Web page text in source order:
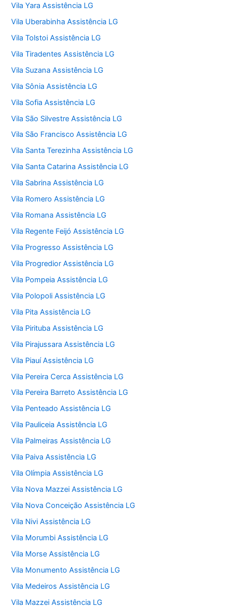
Vila Yara Assistência LG
Vila Uberabinha Assistência LG
Vila Tolstoi Assistência LG
Vila Tiradentes Assistência LG
Vila Suzana Assistência LG
Vila Sônia Assistência LG
Vila Sofia Assistência LG
Vila São Silvestre Assistência LG
Vila São Francisco Assistência LG
Vila Santa Terezinha Assistência LG
Vila Santa Catarina Assistência LG
Vila Sabrina Assistência LG
Vila Romero Assistência LG
Vila Romana Assistência LG
Vila Regente Feijó Assistência LG
Vila Progresso Assistência LG
Vila Progredior Assistência LG
Vila Pompeia Assistência LG
Vila Polopoli Assistência LG
Vila Pita Assistência LG
Vila Pirituba Assistência LG
Vila Pirajussara Assistência LG
Vila Piauí Assistência LG
Vila Pereira Cerca Assistência LG
Vila Pereira Barreto Assistência LG
Vila Penteado Assistência LG
Vila Pauliceia Assistência LG
Vila Palmeiras Assistência LG
Vila Paiva Assistência LG
Vila Olímpia Assistência LG
Vila Nova Mazzei Assistência LG
Vila Nova Conceição Assistência LG
Vila Nivi Assistência LG
Vila Morumbi Assistência LG
Vila Morse Assistência LG
Vila Monumento Assistência LG
Vila Medeiros Assistência LG
Vila Mazzei Assistência LG